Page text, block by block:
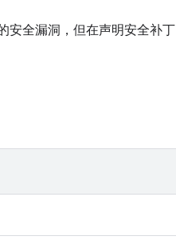
安全漏洞，但在声明安全补丁